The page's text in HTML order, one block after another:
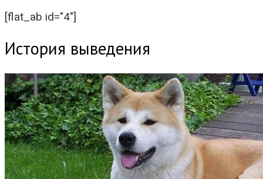
[flat_ab id="4"]
История выведения